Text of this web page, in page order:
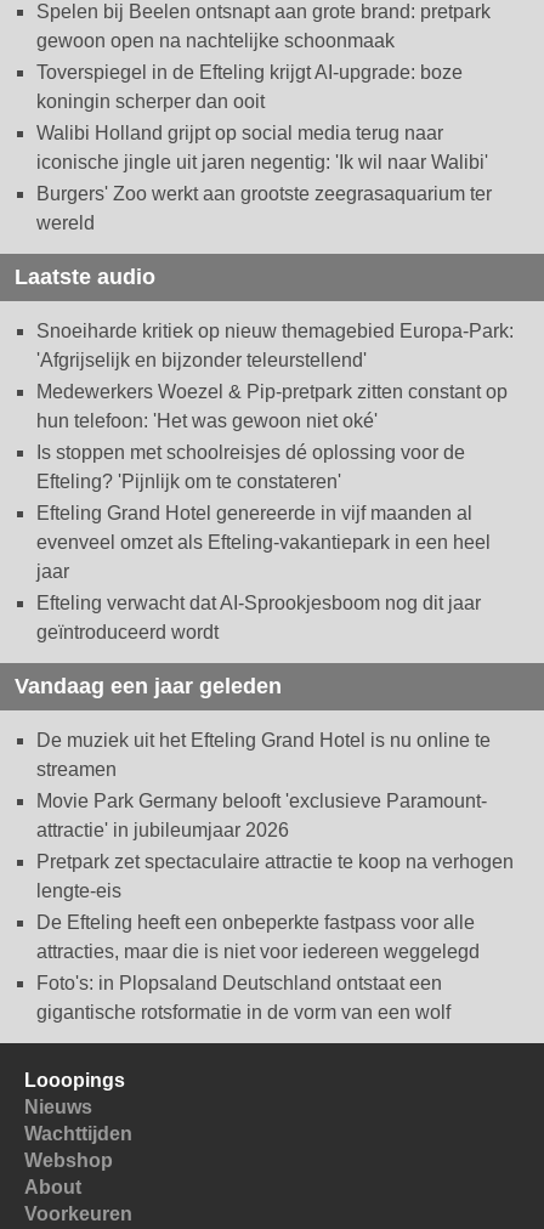
Spelen bij Beelen ontsnapt aan grote brand: pretpark
gewoon open na nachtelijke schoonmaak
Toverspiegel in de Efteling krijgt AI-upgrade: boze
koningin scherper dan ooit
Walibi Holland grijpt op social media terug naar
iconische jingle uit jaren negentig: 'Ik wil naar Walibi'
Burgers' Zoo werkt aan grootste zeegrasaquarium ter
wereld
Laatste audio
Snoeiharde kritiek op nieuw themagebied Europa-Park:
'Afgrijselijk en bijzonder teleurstellend'
Medewerkers Woezel & Pip-pretpark zitten constant op
hun telefoon: 'Het was gewoon niet oké'
Is stoppen met schoolreisjes dé oplossing voor de
Efteling? 'Pijnlijk om te constateren'
Efteling Grand Hotel genereerde in vijf maanden al
evenveel omzet als Efteling-vakantiepark in een heel
jaar
Efteling verwacht dat AI-Sprookjesboom nog dit jaar
geïntroduceerd wordt
Vandaag een jaar geleden
De muziek uit het Efteling Grand Hotel is nu online te
streamen
Movie Park Germany belooft 'exclusieve Paramount-
attractie' in jubileumjaar 2026
Pretpark zet spectaculaire attractie te koop na verhogen
lengte-eis
De Efteling heeft een onbeperkte fastpass voor alle
attracties, maar die is niet voor iedereen weggelegd
Foto's: in Plopsaland Deutschland ontstaat een
gigantische rotsformatie in de vorm van een wolf
Looopings
Nieuws
Wachttijden
Webshop
About
Voorkeuren